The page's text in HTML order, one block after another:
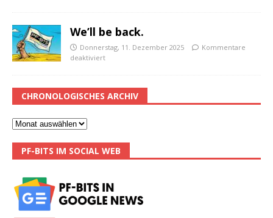
We’ll be back.
Donnerstag, 11. Dezember 2025
Kommentare
deaktiviert
CHRONOLOGISCHES ARCHIV
PF-BITS IM SOCIAL WEB